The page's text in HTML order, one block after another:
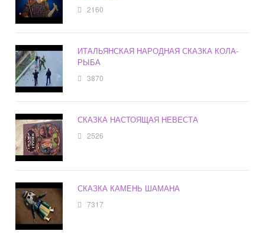
2160
ИТАЛЬЯНСКАЯ НАРОДНАЯ СКАЗКА КОЛА-
РЫБА
3870
СКАЗКА НАСТОЯЩАЯ НЕВЕСТА
2526
СКАЗКА КАМЕНЬ ШАМАНА
7317